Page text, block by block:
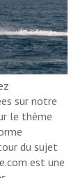
sur notre
le thème
du sujet
est une